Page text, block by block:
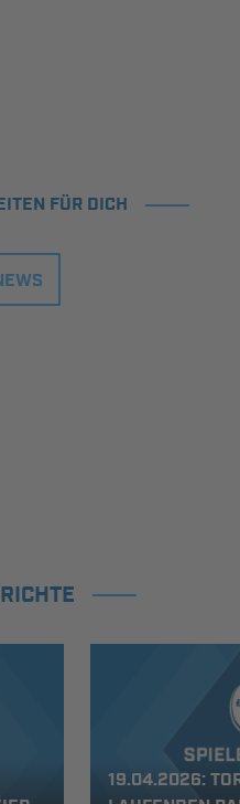
FÜR DICH
19.04.2026: